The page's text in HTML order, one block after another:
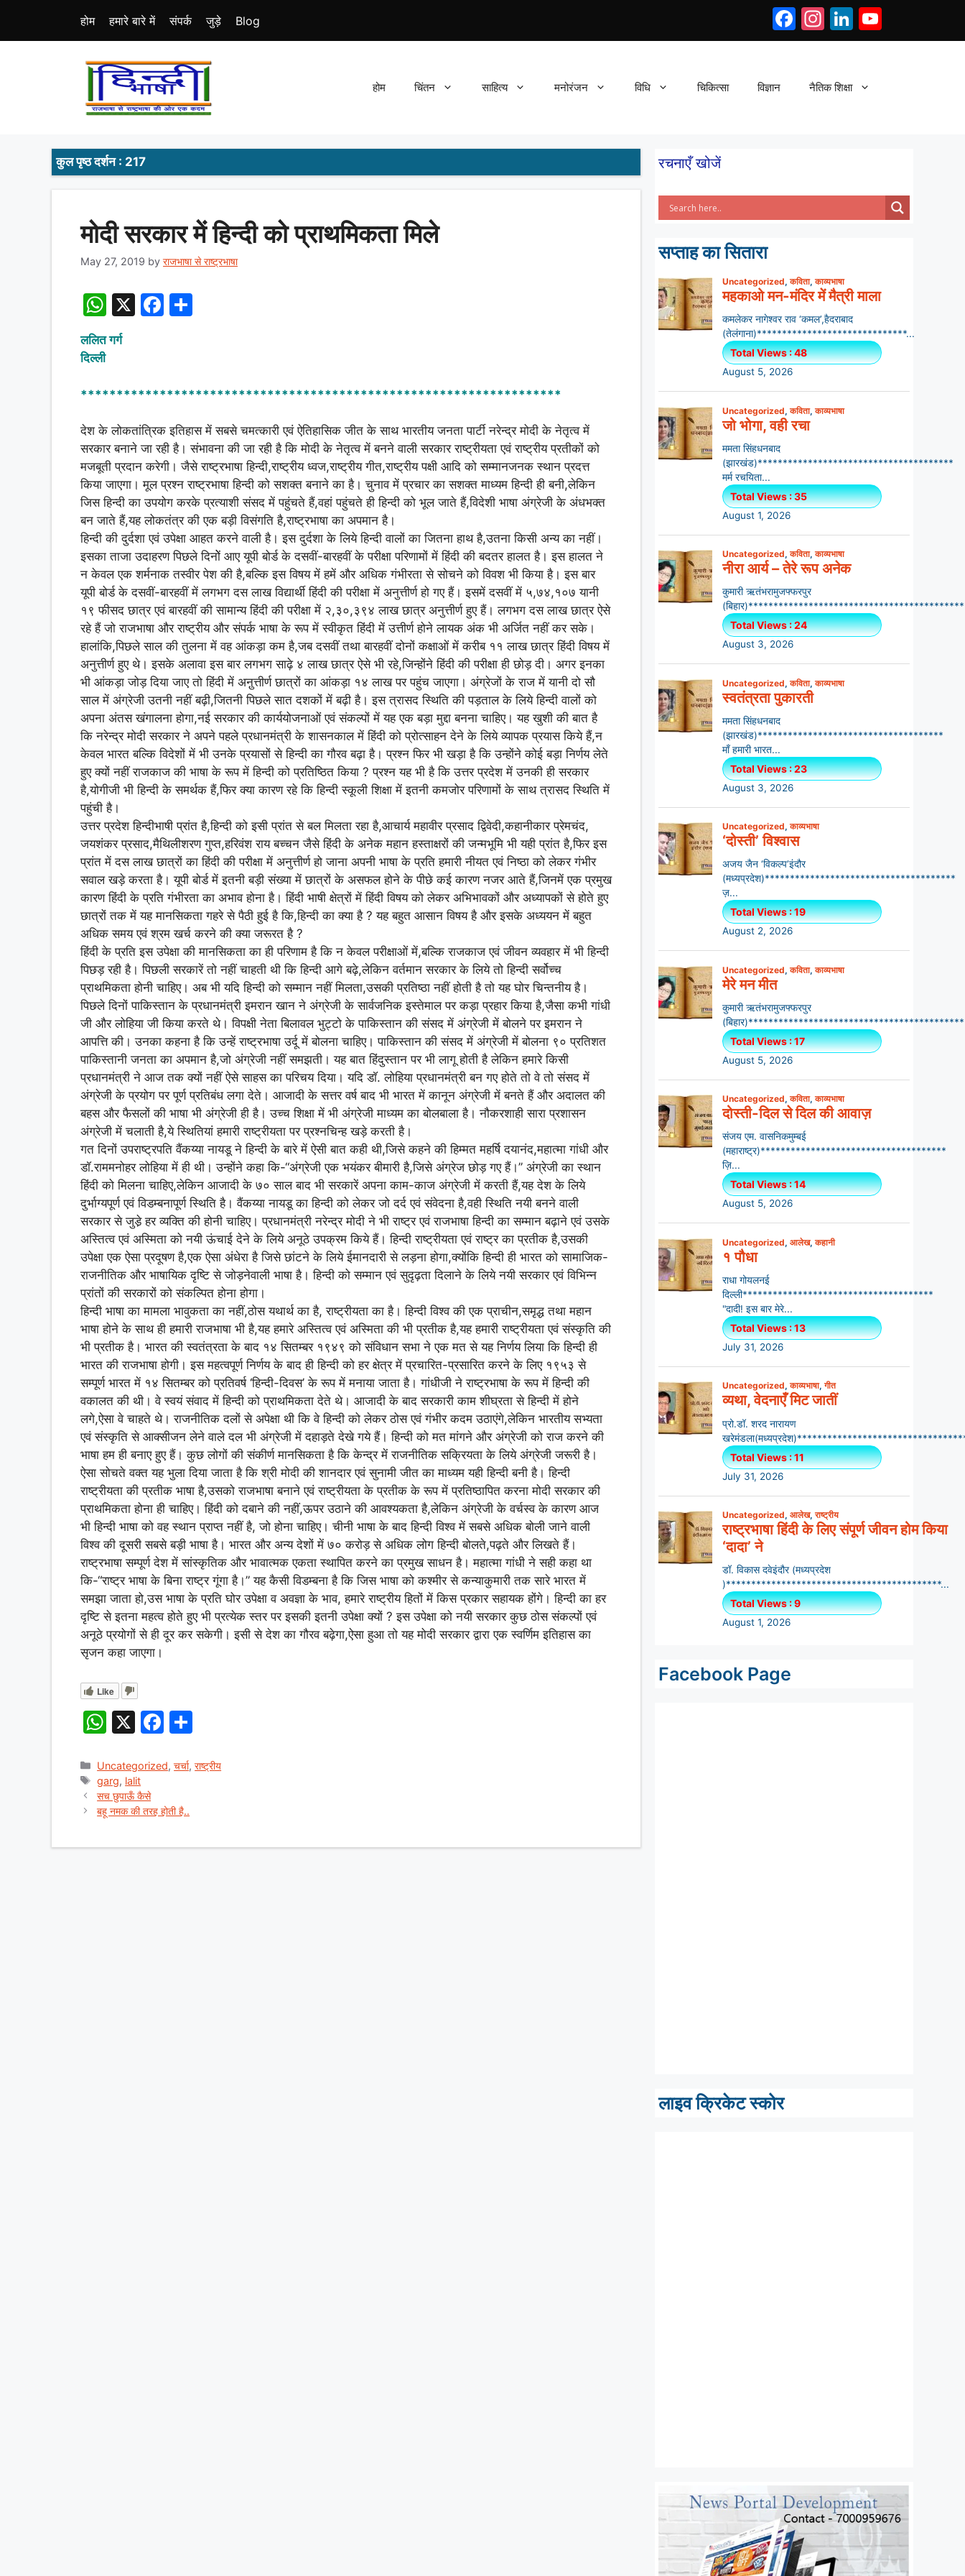
content
Facebook
Instagram
LinkedIn
होम हमारे बारे में संपर्क जुड़े Blog
होम चिंतन साहित्य मनोरंजन विधि चिकित्सा विज्ञान नैतिक शिक्षा
कुल पृष्ठ दर्शन : 217
मोदी सरकार में हिन्दी को प्राथमिकता मिले
May 27, 2019 by राजभाषा से राष्ट्रभाषा
W
h
at
A
p
p
X
F
b
o
o
k
ललित गर्ग
दिल्ली
*******************************************************************
देश के लोकतांत्रिक इतिहास में सबसे चमत्कारी एवं ऐतिहासिक जीत के साथ भारतीय जनता पार्टी नरेन्द्र मोदी के नेतृत्व में
सरकार बनाने जा रही है। संभावना की जा रही है कि मोदी के नेतृत्व में बनने वाली सरकार राष्ट्रीयता एवं राष्ट्रीय प्रतीकों को
मजबूती प्रदान करेगी। जैसे राष्ट्रभाषा हिन्दी,राष्ट्रीय ध्वज,राष्ट्रीय गीत,राष्ट्रीय पक्षी आदि को सम्मानजनक स्थान प्रदत्त
किया जाएगा। मूल प्रश्न राष्ट्रभाषा हिन्दी को सशक्त बनाने का है। चुनाव में प्रचार का सशक्त माध्यम हिन्दी ही बनी,लेकिन
जिस हिन्दी का उपयोग करके प्रत्याशी संसद में पहुंचते हैं,वहां पहुंचते ही हिन्दी को भूल जाते हैं,विदेशी भाषा अंग्रेजी के अंधभक्त
बन जाते हैं,यह लोकतंत्र की एक बड़ी विसंगति है,राष्ट्रभाषा का अपमान है।
हिन्दी की दुर्दशा एवं उपेक्षा आहत करने वाली है। इस दुर्दशा के लिये हिन्दी वालों का जितना हाथ है,उतना किसी अन्य का नहीं।
इसका ताजा उदाहरण पिछले दिनोें आए यूपी बोर्ड के दसवीं-बारहवीं के परीक्षा परिणामों में हिंदी की बदतर हालत है। इस हालत ने
न केवल एक शर्मनाक तस्वीर पेश की है,बल्कि इस विषय में हमें और अधिक गंभीरता से सोचने को विवश भी किया है। इस बार
यूपी बोर्ड के दसवीं-बारहवीं में लगभग दस लाख विद्यार्थी हिंदी की परीक्षा में अनुत्तीर्ण हो गए हैं। इसमें दसवीं में ५,७४,१०७ यानी
१९ फीसद छात्र एवं बारहवीं की सामान्य हिंदी की परीक्षा में २,३०,३९४ लाख छात्र अनुत्तीर्ण हुए हैं। लगभग दस लाख छात्र ऐसे
रहे हैं जो राजभाषा और राष्ट्रीय और संपर्क भाषा के रूप में स्वीकृत हिंदी में उत्तीर्ण होने लायक अंक भी अर्जित नहीं कर सके।
हालांकि,पिछले साल की तुलना में वह आंकड़ा कम है,जब दसवीं तथा बारहवीं दोनों कक्षाओं में करीब ११ लाख छात्र हिंदी विषय में
अनुत्तीर्ण हुए थे। इसके अलावा इस बार लगभग साढ़े ४ लाख छात्र ऐसे भी रहे,जिन्होंने हिंदी की परीक्षा ही छोड़ दी। अगर इनका
भी आंकड़ा जोड़ दिया जाए तो हिंदी में अनु़त्तीर्ण छात्रों का आंकड़ा १४ लाख पर पहुंच जाएगा। अंग्रेजों के राज में यानी दो सौ
साल में अंग्रेजी उतनी नहीं बढ़ी,जितनी पिछले सात दशकों में बढ़ी है। इस त्रासद स्थिति की पड़ताल के लिये हिन्दी वालों को
अपना अंतस खंगालना होगा,नई सरकार की कार्ययोजनाओं एवं संकल्पों में यह एक बड़ा मुद्दा बनना चाहिए। यह खुशी की बात है
कि नरेन्द्र मोदी सरकार ने अपने पहले प्रधानमंत्री के शासनकाल में हिंदी को प्रोत्साहन देने के लिये व्यापक प्रयास किये हैं,न
केवल भारत बल्कि विदेशों में भी उनके प्रयासों से हिन्दी का गौरव बढ़ा है। प्रश्न फिर भी खड़ा है कि उन्होंने कोई बड़ा निर्णय लेते
हुए क्यों नहीं राजकाज की भाषा के रूप में हिन्दी को प्रतिष्ठित किया ? प्रश्न यह भी है कि उत्तर प्रदेश में उनकी ही सरकार
है,योगीजी भी हिन्दी के समर्थक हैं,फिर क्या कारण रहे कि हिन्दी स्कूली शिक्षा में इतनी कमजोर परिणामों के साथ त्रासद स्थिति में
पहुंची है।
उत्तर प्रदेश हिन्दीभाषी प्रांत है,हिन्दी को इसी प्रांत से बल मिलता रहा है,आचार्य महावीर प्रसाद द्विवेदी,कहानीकार प्रेमचंद,
जयशंकर प्रसाद,मैथिलीशरण गुप्त,हरिवंश राय बच्चन जैसे हिंदी के अनेक महान हस्ताक्षरों की जन्मभूमि भी यही प्रांत है,फिर इस
प्रांत में दस लाख छात्रों का हिंदी की परीक्षा में अनुत्तीर्ण हो जाना अपनी भाषा के प्रति हमारी नीयत एवं निष्ठा को लेकर गंभीर
सवाल खड़े करता है। यूपी बोर्ड में इतनी बड़ी संख्या में छात्रों के असफल होने के पीछे कई कारण नजर आते हैं,जिनमें एक प्रमुख
कारण हिंदी के प्रति गंभीरता का अभाव होना है। हिंदी भाषी क्षेत्रों में हिंदी विषय को लेकर अभिभावकों और अध्यापकों से होते हुए
छात्रों तक में यह मानसिकता गहरे से पैठी हुई है कि,हिन्दी का क्या है ? यह बहुत आसान विषय है और इसके अध्ययन में बहुत
अधिक समय एवं श्रम खर्च करने की क्या जरूरत है ?
हिंदी के प्रति इस उपेक्षा की मानसिकता का ही परिणाम है कि न केवल परीक्षाओं में,बल्कि राजकाज एवं जीवन व्यवहार में भी हिन्दी
पिछड़ रही है। पिछली सरकारें तो नहीं चाहती थी कि हिन्दी आगे बढ़े,लेकिन वर्तमान सरकार के लिये तो हिन्दी सर्वोच्च
प्राथमिकता होनी चाहिए। अब भी यदि हिन्दी को सम्मान नहीं मिलता,उसकी प्रतिष्ठा नहीं होती है तो यह घोर चिन्तनीय है।
पिछले दिनों पाकिस्तान के प्रधानमंत्री इमरान खान ने अंग्रेजी के सार्वजनिक इस्तेमाल पर कड़ा प्रहार किया है,जैसा कभी गांधी
जी और लोहिया जी किया करते थे। विपक्षी नेता बिलावल भुट्टो के पाकिस्तान की संसद में अंग्रेजी में बोलने पर इमरान ने
आपत्ति की। उनका कहना है कि उन्हें राष्ट्रभाषा उर्दू में बोलना चाहिए। पाकिस्तान की संसद में अंग्रेजी में बोलना ९० प्रतिशत
पाकिस्तानी जनता का अपमान है,जो अंग्रेजी नहीं समझती। यह बात हिंदुस्तान पर भी लागू होती है लेकिन हमारे किसी
प्रधानमंत्री ने आज तक क्यों नहीं ऐसे साहस का परिचय दिया। यदि डाॅ. लोहिया प्रधानमंत्री बन गए होते तो वे तो संसद में
अंग्रेजी के प्रयोग पर पूर्ण प्रतिबंध लगा देते। आजादी के सत्तर वर्ष बाद भी भारत में कानून अंग्रेजी में बनते हैं और अदालत की
बहस और फैसलों की भाषा भी अंग्रेजी ही है। उच्च शिक्षा में भी अंग्रेजी माध्यम का बोलबाला है। नौकरशाही सारा प्रशासन
अंग्रेजी में चलाती है,ये स्थितियां हमारी राष्ट्रीयता पर प्रश्नचिन्ह खड़े करती है।
गत दिनों उपराष्ट्रपति वैंकय्या नायडू ने हिन्दी के बारे में ऐसी बात कही थी,जिसे कहने की हिम्मत महर्षि दयानंद,महात्मा गांधी और
डाॅ.राममनोहर लोहिया में ही थी। उन्होंने कहा कि-“अंग्रेजी एक भयंकर बीमारी है,जिसे अंग्रेज छोड़ गए हैं।’’ अंग्रेजी का स्थान
हिंदी को मिलना चाहिए,लेकिन आजादी के ७० साल बाद भी सरकारें अपना काम-काज अंग्रेजी में करती हैं,यह देश के लिये
दुर्भाग्यपूर्ण एवं विडम्बनापूर्ण स्थिति है। वैंकय्या नायडू का हिन्दी को लेकर जो दर्द एवं संवेदना है,वही स्थिति नयी बनने वाली
सरकार से जुडे़ हर व्यक्ति की होनी चाहिए। प्रधानमंत्री नरेन्द्र मोदी ने भी राष्ट्र एवं राजभाषा हिन्दी का सम्मान बढ़ाने एवं उसके
अस्तित्व एवं अस्मिता को नयी ऊंचाई देने के लिये अनूठे उपक्रम किये हैं। हिन्दी राष्ट्रीयता एवं राष्ट्र का प्रतीक है,उसकी
उपेक्षा एक ऐसा प्रदूषण है,एक ऐसा अंधेरा है जिसे छांटने के लिये ईमानदारी से लड़ना होगा,क्योंकि हिन्दी ही भारत को सामाजिक-
राजनीतिक और भाषायिक दृष्टि से जोड़नेवाली भाषा है। हिन्दी को सम्मान एवं सुदृढ़ता दिलाने के लिये नयी सरकार एवं विभिन्न
प्रांतों की सरकारों को संकल्पित होना होगा।
हिन्दी भाषा का मामला भावुकता का नहीं,ठोस यथार्थ का है, राष्ट्रीयता का है। हिन्दी विश्व की एक प्राचीन,समृद्ध तथा महान
भाषा होने के साथ ही हमारी राजभाषा भी है,यह हमारे अस्तित्व एवं अस्मिता की भी प्रतीक है,यह हमारी राष्ट्रीयता एवं संस्कृति की
भी प्रतीक है। भारत की स्वतंत्रता के बाद १४ सितम्बर १९४९ को संविधान सभा ने एक मत से यह निर्णय लिया कि हिन्दी ही
भारत की राजभाषा होगी। इस महत्वपूर्ण निर्णय के बाद ही हिन्दी को हर क्षेत्र में प्रचारित-प्रसारित करने के लिए १९५३ से
सम्पूर्ण भारत में १४ सितम्बर को प्रतिवर्ष ‘हिन्दी-दिवस’ के रूप में मनाया जाता है। गांधीजी ने राष्ट्रभाषा के रूप में हिन्दी की
वकालत की थी। वे स्वयं संवाद में हिन्दी को प्राथमिकता देते थे। आजादी के बाद सरकारी काम शीघ्रता से हिन्दी में होने
लगे,ऐसा वे चाहते थे। राजनीतिक दलों से अपेक्षा थी कि वे हिन्दी को लेकर ठोस एवं गंभीर कदम उठाएंगे,लेकिन भारतीय सभ्यता
एवं संस्कृति से आक्सीजन लेने वाले दल भी अंग्रेजी में दहाड़ते देखे गये हैं। हिन्दी को मत मांगने और अंग्रेजी को राज करने की
भाषा हम ही बनाए हुए हैं। कुछ लोगों की संकीर्ण मानसिकता है कि केन्द्र में राजनीतिक सक्रियता के लिये अंग्रेजी जरूरी है।
ऐसा सोचते वक्त यह भुला दिया जाता है कि श्री मोदी की शानदार एवं सुनामी जीत का माध्यम यही हिन्दी बनी है। हिन्दी
राष्ट्रीयता की प्रतीक भाषा है,उसको राजभाषा बनाने एवं राष्ट्रीयता के प्रतीक के रूप में प्रतिष्ठापित करना मोदी सरकार की
प्राथमिकता होना ही चाहिए। हिंदी को दबाने की नहीं,ऊपर उठाने की आवश्यकता है,लेकिन अंग्रेजी के वर्चस्व के कारण आज
भी हिन्दी भाषा को वह स्थान प्राप्त नहीं है, जो होना चाहिए। चीनी भाषा के बाद हिन्दी विश्व में सबसे अधिक बोली जाने वाली
विश्व की दूसरी सबसे बड़ी भाषा है। भारत और अन्य देशों में ७० करोड़ से अधिक लोग हिन्दी बोलते,पढ़ते और लिखते हैं।
राष्ट्रभाषा सम्पूर्ण देश में सांस्कृतिक और भावात्मक एकता स्थापित करने का प्रमुख साधन है। महात्मा गांधी ने सही कहा था
कि-“राष्ट्र भाषा के बिना राष्ट्र गूंगा है।” यह कैसी विडम्बना है कि जिस भाषा को कश्मीर से कन्याकुमारी तक सारे भारत में
समझा जाता हो,उस भाषा के प्रति घोर उपेक्षा व अवज्ञा के भाव, हमारे राष्ट्रीय हितों में किस प्रकार सहायक होंगे। हिन्दी का हर
दृष्टि से इतना महत्व होते हुए भी प्रत्येक स्तर पर इसकी इतनी उपेक्षा क्यों ? इस उपेक्षा को नयी सरकार कुछ ठोस संकल्पों एवं
अनूठे प्रयोगों से ही दूर कर सकेगी। इसी से देश का गौरव बढ़ेगा,ऐसा हुआ तो यह मोदी सरकार द्वारा एक स्वर्णिम इतिहास का
सृजन कहा जाएगा।
Like
W
at
s
A
X
F
c
b
ar
Categories
Uncategorized,चर्चा,राष्ट्रीय
Tags
garg, lalit
सच छुपाऊँ कैसे
बहू नमक की तरह होती है..
रचनाएँ खोजें
सप्ताह का सितारा
Facebook Page
लाइव क्रिकेट स्कोर